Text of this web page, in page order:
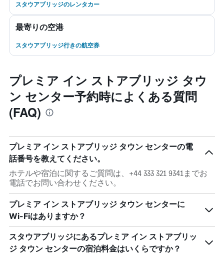
スタウアブリッジのレンタカー
最寄りの空港
スタウアブリッジ行きの航空券
プレミア イン ストアブリッジ タウ
ン センター予約時によくある質問
(FAQ)
プレミア イン ストアブリッジ タウン センターの電
話番号を教えてください。
ホテルや宿泊に関するご質問は、+44 333 321 9341までお
電話でお問い合わせください。
プレミア イン ストアブリッジ タウン センターに
Wi-Fiはありますか？
スタウアブリッジにあるプレミア イン ストアブリッ
ジ タウン センターの宿泊料金はいくらですか？